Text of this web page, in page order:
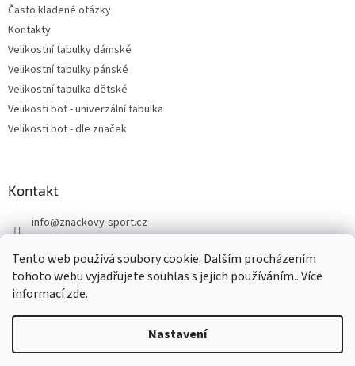
Tento web používá soubory cookie. Dalším procházením
tohoto webu vyjadřujete souhlas s jejich používáním.. Více
informacízde.
Nastavení
Často kladené otázky
Kontakty
Velikostní tabulky dámské
Velikostní tabulky pánské
Velikostní tabulka dětské
Velikosti bot - univerzální tabulka
Velikosti bot - dle značek
Kontakt
info@znackovy-sport.cz
Vytvořil Shoptet